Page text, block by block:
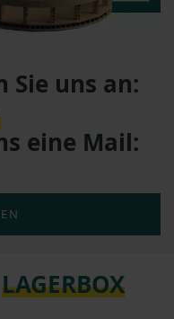
Sie uns an:
eine Mail:
LAGERBOX